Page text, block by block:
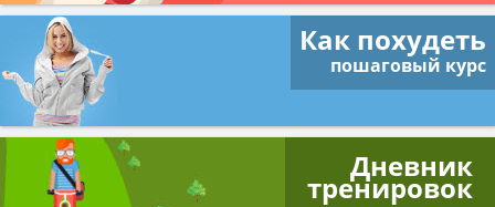
Как похудеть
пошаговый курс
Дневник
тренировок